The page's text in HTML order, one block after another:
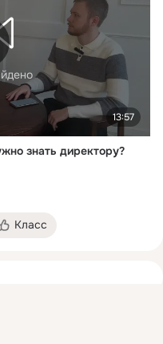
13:57
знать директору?
Класс